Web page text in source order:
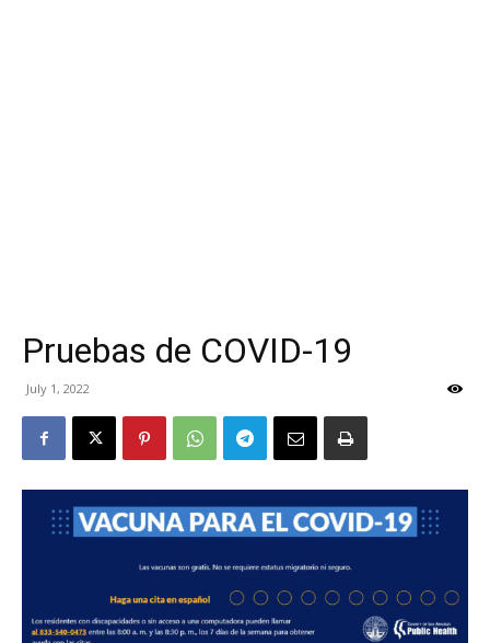
Pruebas de COVID-19
July 1, 2022